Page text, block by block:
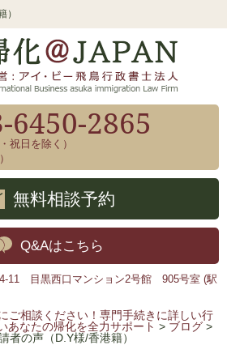
）
6450-2865
祝日を除く）
無料相談予約
Q&Aはこちら
11 目黒西口マンション2号館 905号室 (駅
ご相談ください！専門手続きに詳しい行
あなたの帰化を全力サポート > ブログ >
者の声（D.Y様/香港籍）